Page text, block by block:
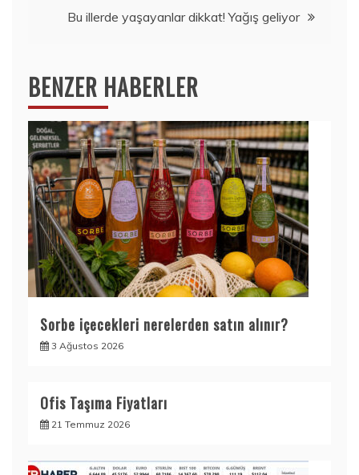
Bu illerde yaşayanlar dikkat! Yağış geliyor
BENZER HABERLER
Sorbe içecekleri nerelerden satın alınır?
3 Ağustos 2026
Ofis Taşıma Fiyatları
21 Temmuz 2026